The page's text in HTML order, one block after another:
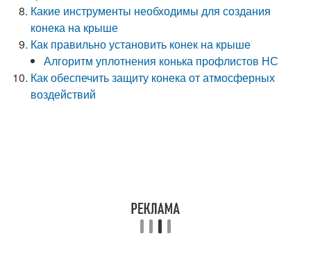
Какие инструменты необходимы для создания
конека на крыше
Как правильно установить конек на крыше
Алгоритм уплотнения конька профлистов НС
Как обеспечить защиту конека от атмосферных
воздействий